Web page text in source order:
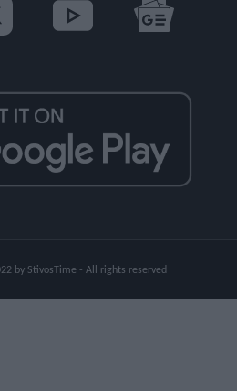
by StivosTime - All rights reserved